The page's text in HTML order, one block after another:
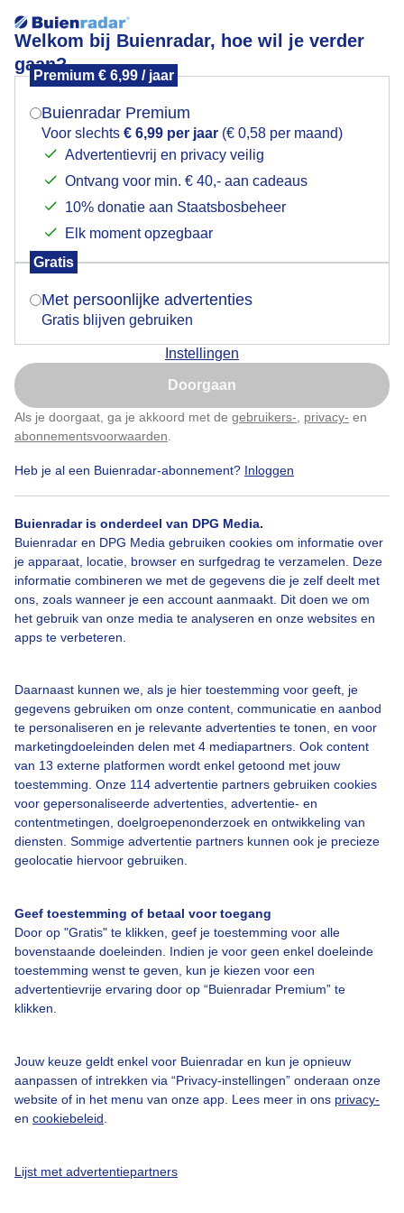
Welkom bij Buienradar, hoe wil je verder
gaan?
Premium € 6,99 / jaar
Buienradar Premium
Voor slechts € 6,99 per jaar (€ 0,58 per maand)
Advertentievrij en privacy veilig
Ontvang voor min. € 40,- aan cadeaus
10% donatie aan Staatsbosbeheer
Elk moment opzegbaar
Gratis
Met persoonlijke advertenties
Gratis blijven gebruiken
Instellingen
Doorgaan
Als je doorgaat, ga je akkoord met de gebruikers- privacy- en
abonnementsvoorwaarden
Heb je al een Buienradar-abonnement? Inloggen
Buienradar is onderdeel van DPG Media.
Buienradar en DPG Media gebruiken cookies om informatie over
je apparaat, locatie, browser en surfgedrag te verzamelen. Deze
informatie combineren we met de gegevens die je zelf deelt met
ons, zoals wanneer je een account aanmaakt. Dit doen we om
het gebruik van onze media te analyseren en onze websites en
apps te verbeteren.
Daarnaast kunnen we, als je hier toestemming voor geeft, je
gegevens gebruiken om onze content, communicatie en aanbod
te personaliseren en je relevante advertenties te tonen, en voor
marketingdoeleinden delen met 4 mediapartners. Ook content
van 13 externe platformen wordt enkel getoond met jouw
toestemming. Onze 114 advertentie partners gebruiken cookies
voor gepersonaliseerde advertenties, advertentie- en
contentmetingen, doelgroepenonderzoek en ontwikkeling van
diensten. Sommige advertentie partners kunnen ook je precieze
geolocatie hiervoor gebruiken.
Geef toestemming of betaal voor toegang
Door op "Gratis" te klikken, geef je toestemming voor alle
bovenstaande doeleinden. Indien je voor geen enkel doeleinde
toestemming wenst te geven, kun je kiezen voor een
advertentievrije ervaring door op “Buienradar Premium” te
klikken.
Jouw keuze geldt enkel voor Buienradar en kun je opnieuw
aanpassen of intrekken via “Privacy-instellingen” onderaan onze
website of in het menu van onze app. Lees meer in ons privacy-
en cookiebeleid
Lijst met advertentiepartners
Buien aan de kust
Door: John Dalhuijsen Gemaakt: 19-05-2026, 34x bekeken
Een moment geduld aub...
Over Buienradar
Bedrijfsgegevens
Veelgestelde vragen
Contact
Gebruikersvoorwaarden
Adverteren
Buienradar Team
Privacy beleid
Privacy instellingen
Gratis weerdata
Buienradar
Mogen we je locatie gebruiken voor het
Indien je hier nog geen akkoord op hebt gegeven,
verschijnt er zo een pop-up uit je browser waarin
Is goed, toon de popup
Nu niet, misschien later
Klik hierom dit aan te passen